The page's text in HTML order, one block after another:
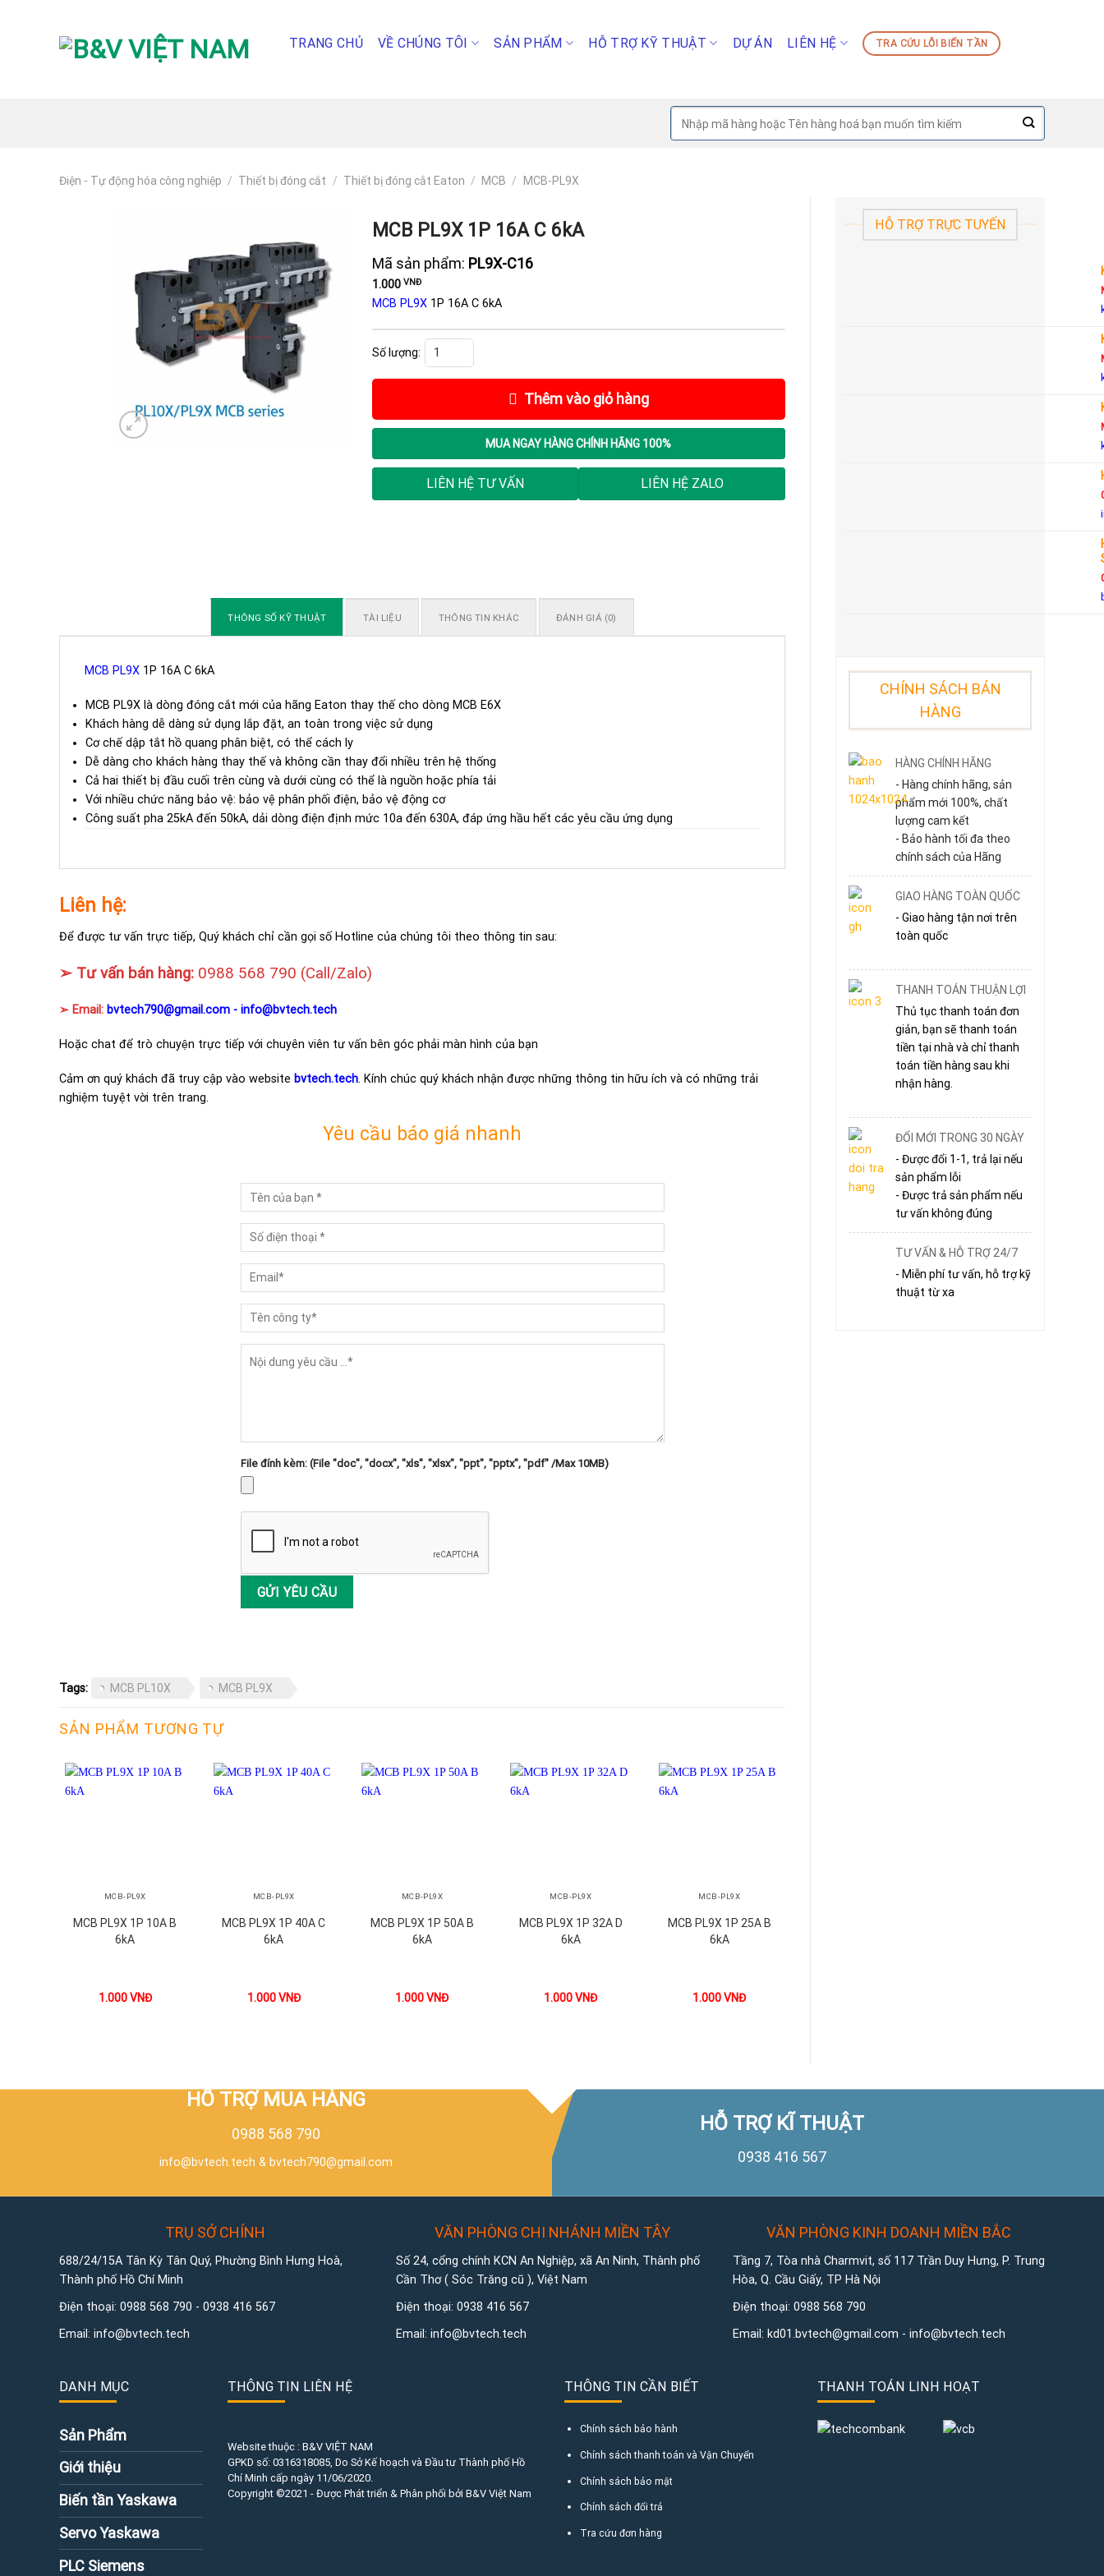
TRANG CHỦ VỀ CHÚNG TÔI SẢN PHẨM HỖ TRỢ KỸ THUẬT DỰ ÁN LIÊN HỆ TRA CỨU LỖI BIẾN TẦN
Tìm
kiếm:
Điện - Tự động hóa công nghiệp / Thiết bị đóng cắt / Thiết bị đóng cắt Eaton / MCB / MCB-PL9X
HỖ TRỢ TRỰC TUYẾN
CHÍNH SÁCH BÁN
HÀNG
HÀNG CHÍNH HÃNG
- Hàng chính hãng, sản
phẩm mới 100%, chất
lượng cam kết
- Bảo hành tối đa theo
chính sách của Hãng
GIAO HÀNG TOÀN QUỐC
- Giao hàng tận nơi trên
toàn quốc
THANH TOÁN THUẬN LỢI
Thủ tục thanh toán đơn
giản, bạn sẽ thanh toán
tiền tại nhà và chỉ thanh
toán tiền hàng sau khi
nhận hàng.
ĐỔI MỚI TRONG 30 NGÀY
- Được đổi 1-1, trả lại nếu
sản phẩm lỗi
- Được trả sản phẩm nếu
tư vấn không đúng
TƯ VẤN & HỖ TRỢ 24/7
- Miễn phí tư vấn, hỗ trợ kỹ
thuật từ xa
MCB PL9X 1P 16A C 6kA
Mã sản phẩm: PL9X-C16
1.000VNĐ
MCB PL9X1P 16A C 6kA
MCB PL9X 1P 16A C 6kA số lượng
Thêm vào giỏ hàng
MUA NGAY HÀNG CHÍNH HÃNG 100%
LIÊN HỆ TƯ VẤN LIÊN HỆ ZALO
THÔNG SỐ KỸ THUẬT TÀI LIỆU THÔNG TIN KHÁC ĐÁNH GIÁ (0)
MCB PL9X 1P 16A C 6kA
MCB PL9X là dòng đóng cắt mới của hãng Eaton thay thế cho dòng MCB E6X
Khách hàng dễ dàng sử dụng lắp đặt, an toàn trong việc sử dụng
Cơ chế dập tắt hồ quang phân biệt, có thể cách ly
Dễ dàng cho khách hàng thay thế và không cần thay đổi nhiều trên hệ thống
Cả hai thiết bị đầu cuối trên cùng và dưới cùng có thể là nguồn hoặc phía tải
Với nhiều chức năng bảo vệ: bảo vệ phân phối điện, bảo vệ động cơ
Công suất pha 25kA đến 50kA, dải dòng điện định mức 10a đến 630A, đáp ứng hầu hết các yêu cầu ứng dụng
Liên hệ:
Để được tư vấn trực tiếp, Quý khách chỉ cần gọi số Hotline của chúng tôi theo thông tin sau:
➢ Tư vấn bán hàng: 0988 568 790 (Call/Zalo)
➢ Email: bvtech790@gmail.com - info@bvtech.tech
Hoặc chat để trò chuyện trực tiếp với chuyên viên tư vấn bên góc phải màn hình của bạn
Cảm ơn quý khách đã truy cập vào website bvtech.tech. Kính chúc quý khách nhận được những thông tin hữu ích và có những trải
nghiệm tuyệt vời trên trang.
Yêu cầu báo giá nhanh
File đính kèm: (File "doc", "docx", "xls", "xlsx", "ppt", "pptx", "pdf" /Max 10MB)
Tags: MCB PL10X MCB PL9X
SẢN PHẨM TƯƠNG TỰ
MCB-PL9X
MCB PL9X 1P 10A B
6kA
1.000VNĐ
MCB-PL9X
MCB PL9X 1P 40A C
6kA
1.000VNĐ
MCB-PL9X
MCB PL9X 1P 50A B
6kA
1.000VNĐ
MCB-PL9X
MCB PL9X 1P 32A D
6kA
1.000VNĐ
MCB-PL9X
MCB PL9X 1P 25A B
6kA
1.000VNĐ
HỖ TRỢ MUA HÀNG
0988 568 790
info@bvtech.tech & bvtech790@gmail.com
HỖ TRỢ KĨ THUẬT
0938 416 567
TRỤ SỞ CHÍNH
688/24/15A Tân Kỳ Tân Quý, Phường Bình Hưng Hoà,
Thành phố Hồ Chí Minh
Điện thoại: 0988 568 790 - 0938 416 567
Email: info@bvtech.tech
VĂN PHÒNG CHI NHÁNH MIỀN TÂY
Số 24, cổng chính KCN An Nghiệp, xã An Ninh, Thành phố
Cần Thơ ( Sóc Trăng cũ ), Việt Nam
Điện thoại: 0938 416 567
Email: info@bvtech.tech
VĂN PHÒNG KINH DOANH MIỀN BẮC
Tầng 7, Tòa nhà Charmvit, số 117 Trần Duy Hưng, P. Trung
Hòa, Q. Cầu Giấy, TP Hà Nội
Điện thoại: 0988 568 790
Email: kd01.bvtech@gmail.com - info@bvtech.tech
DANH MỤC
Sản Phẩm
Giới thiệu
Biến tần Yaskawa
Servo Yaskawa
PLC Siemens
THÔNG TIN LIÊN HỆ
Website thuộc : B&V VIỆT NAM
GPKD số: 0316318085, Do Sở Kế hoạch và Đầu tư Thành phố Hồ
Chí Minh cấp ngày 11/06/2020.
Copyright ©2021 - Được Phát triển & Phân phối bởi B&V Việt Nam
THÔNG TIN CẦN BIẾT
Chính sách bảo hành
Chính sách thanh toán và Vận Chuyển
Chính sách bảo mật
Chính sách đổi trả
Tra cứu đơn hàng
THANH TOÁN LINH HOẠT